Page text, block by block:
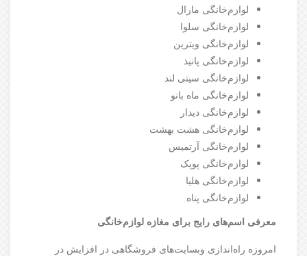
لوازم‌خانگی مارال
لوازم‌خانگی سلوا
لوازم‌خانگی ویترین
لوازم‌خانگی پانیذ
لوازم‌خانگی سیتی لند
لوازم‌خانگی ماه بانو
لوازم‌خانگی دیدار
لوازم‌خانگی هشت بهشت
لوازم‌خانگی آرتمیس
لوازم‌خانگی پوپک
لوازم‌خانگی هلیا
لوازم‌خانگی پناه
معرفی اسم‌های رایج برای مغازه لوازم‌خانگی
امروزه راه‌اندازی وبسایت‌های فروشگاهی در افزایش در